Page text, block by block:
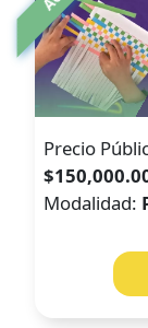
Precio
Modalidad: